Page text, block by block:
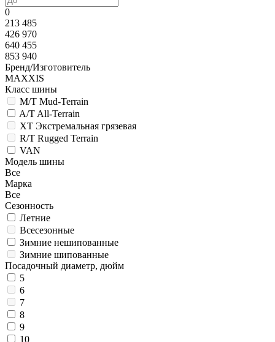
По популярности
0
213 485
426 970
640 455
853 940
Бренд/Изготовитель
MAXXIS
Класс шины
M/T Mud-Terrain
A/T All-Terrain
XT Экстремальная грязевая
R/T Rugged Terrain
VAN
Модель шины
Все
Марка
Все
Сезонность
Летние
Всесезонные
Зимние нешипованные
Зимние шипованные
Посадочный диаметр, дюйм
5
6
7
8
9
10